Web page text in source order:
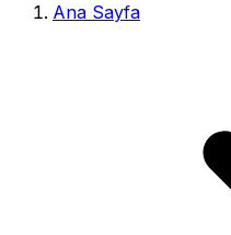
Ana Sayfa